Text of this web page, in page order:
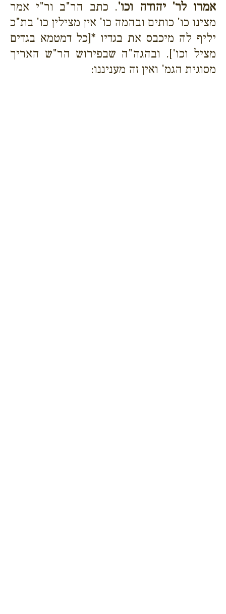
אמרו לר' יהודה וכו'. כתב הר"ב ור"י אמר
מצינו כו' כותים ובהמה כו' אין מצילין כו' בת"כ
יליף לה מיכבס את בגדיו *[כל דמטמא בגדים
מציל וכו']. ובהגה"ה שבפירוש הר"ש האריך
מסוגית הגמ' ואין זה מעניננו: